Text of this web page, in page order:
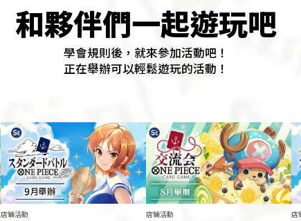
和夥伴們一起遊玩吧
學會規則後，就來參加活動吧！
正在舉辦可以輕鬆遊玩的活動！
店鋪活動 店鋪活動 店